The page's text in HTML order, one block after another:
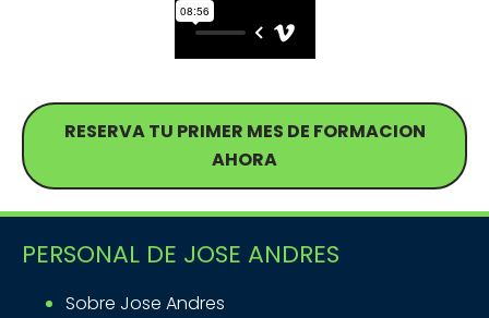
RESERVA TU PRIMER MES DE FORMACION
AHORA
PERSONAL DE JOSE ANDRES
Sobre Jose Andres